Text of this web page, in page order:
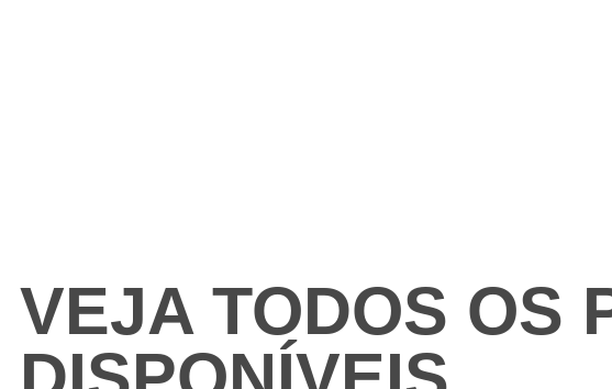
VEJA TODOS OS